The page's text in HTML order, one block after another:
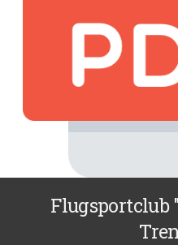
Flugsportclub